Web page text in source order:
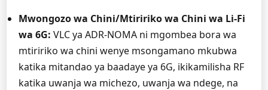
Mwongozo wa Chini/Mtiririko wa Chini wa Li-Fi
wa 6G: VLC ya ADR-NOMA ni mgombea bora wa
mtiririko wa chini wenye msongamano mkubwa
katika mitandao ya baadaye ya 6G, ikikamilisha RF
katika uwanja wa michezo, uwanja wa ndege, na